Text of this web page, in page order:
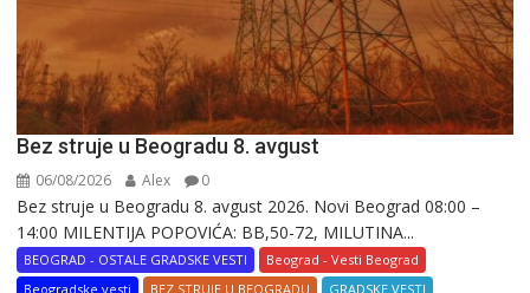
Bez struje u Beogradu 8. avgust
06/08/2026 Alex 0
Bez struje u Beogradu 8. avgust 2026. Novi Beograd 08:00 –
14:00 MILENTIJA POPOVIĆA: BB,50-72, MILUTINA...
BEOGRAD - OSTALE GRADSKE VESTI
Beograd - Vesti Beograd
Beogradske vesti
BEZ STRUJE U BEOGRADU GRADSKE VESTI